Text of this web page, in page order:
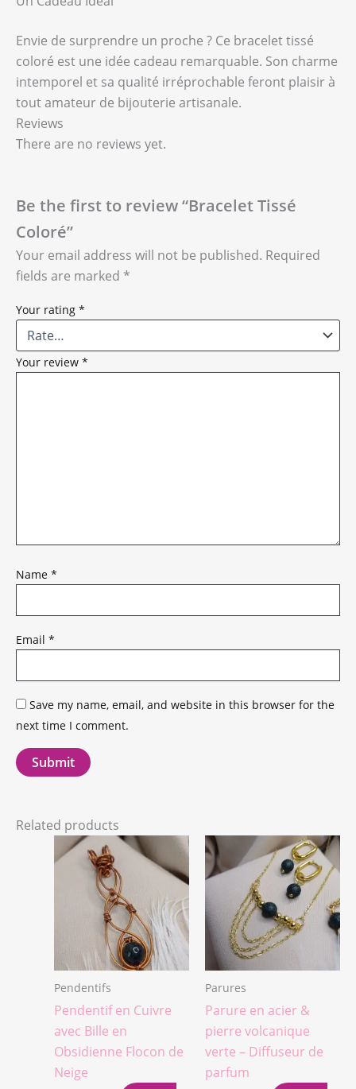
Envie de surprendre un proche ? Ce bracelet tissé
coloré est une idée cadeau remarquable. Son charme
intemporel et sa qualité irréprochable feront plaisir à
tout amateur de bijouterie artisanale.
Reviews
There are no reviews yet.
Be the first to review “Bracelet Tissé
Coloré”
Your email address will not be published. Required
fields are marked *
Your rating *
Your review *
Name *
Email *
Save my name, email, and website in this browser for the
next time I comment.
Related products
Pendentifs
Pendentif en Cuivre
avec Bille en
Obsidienne Flocon de
Neige
Parures
Parure en acier &
pierre volcanique
verte – Diffuseur de
parfum